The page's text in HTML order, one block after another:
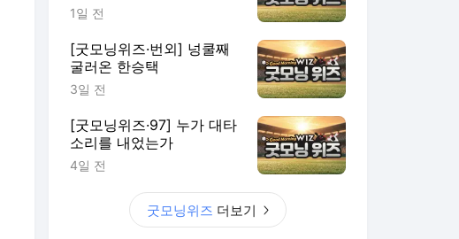
1일 전
[굿모닝위즈·번외] 넝쿨째
굴러온 한승택
3일 전
[굿모닝위즈·97] 누가 대타
소리를 내었는가
4일 전
굿모닝위즈 더보기